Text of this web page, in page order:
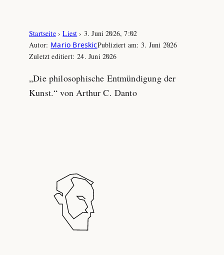
springen
Startseite›Liest › 3. Juni 2026, 7:02
Autor: Mario BreskicPubliziert am:3. Juni 2026
Zuletzt editiert:24. Juni 2026
„Die philosophische Entmündigung der
Kunst.“ von Arthur C. Danto